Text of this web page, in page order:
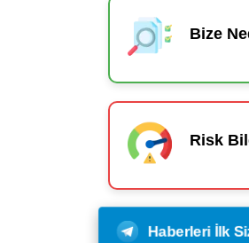
Bize
Risk
Haberleri İlk